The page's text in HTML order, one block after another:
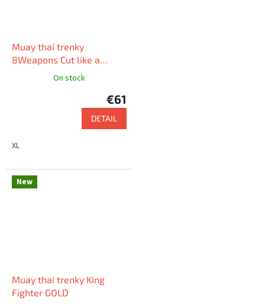
Muay thai trenky
8Weapons Cut like a
Blade (černá)On stock
€61
DETAIL
XL
New
Muay thai trenky King
Fighter GOLD